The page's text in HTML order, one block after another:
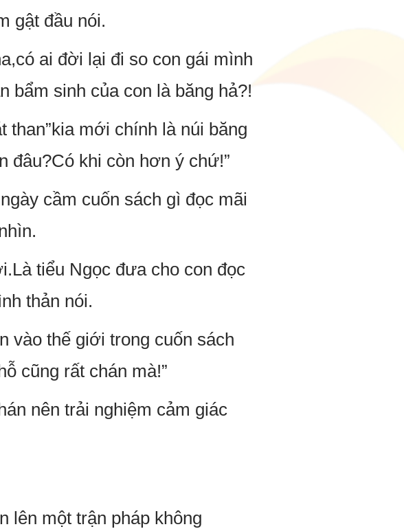
gật đầu nói.
ai đời lại đi so con gái mình
bẩm sinh của con là băng hả?!
than”kia mới chính là núi băng
đâu?Có khi còn hơn ý chứ!”
cầm cuốn sách gì đọc mãi
tiểu Ngọc đưa cho con đọc
thản nói.
vào thế giới trong cuốn sách
cũng rất chán mà!”
nên trải nghiệm cảm giác
lên một trận pháp không